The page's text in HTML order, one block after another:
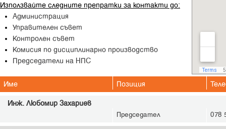
Използвайте следните препратки за контакти до:
Администрация
Управителен съвет
Контролен съвет
Комисия по дисциплинарно производство
Председатели на НПС
Име Позиция
Инж. Любомир Захариев
Председател 078